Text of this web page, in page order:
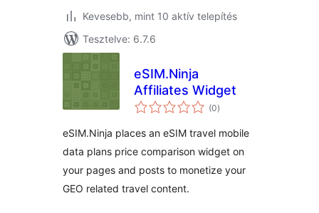
Kevesebb, mint 10 aktív telepítés
Tesztelve: 6.7.6
eSIM.Ninja
Affiliates Widget
(0értékelés
összesen
)
eSIM.Ninja places an eSIM travel mobile
data plans price comparison widget on
your pages and posts to monetize your
GEO related travel content.